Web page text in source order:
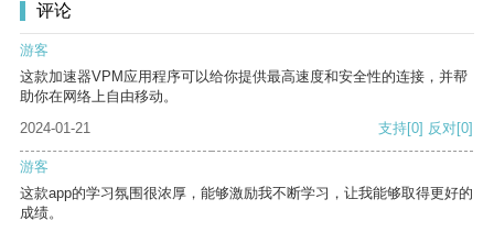
评论
游客
这款加速器VPM应用程序可以给你提供最高速度和安全性的连接，并帮
助你在网络上自由移动。
2024-01-21
支持[0] 反对[0]
游客
这款app的学习氛围很浓厚，能够激励我不断学习，让我能够取得更好的
成绩。